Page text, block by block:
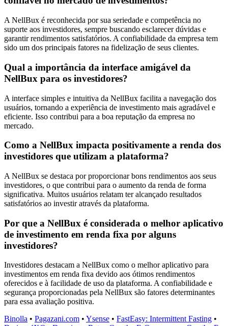
A NellBux é reconhecida por sua seriedade e competência no
suporte aos investidores, sempre buscando esclarecer dúvidas e
garantir rendimentos satisfatórios. A confiabilidade da empresa tem
sido um dos principais fatores na fidelização de seus clientes.
Qual a importância da interface amigável da
NellBux para os investidores?
A interface simples e intuitiva da NellBux facilita a navegação dos
usuários, tornando a experiência de investimento mais agradável e
eficiente. Isso contribui para a boa reputação da empresa no
mercado.
Como a NellBux impacta positivamente a renda dos
investidores que utilizam a plataforma?
A NellBux se destaca por proporcionar bons rendimentos aos seus
investidores, o que contribui para o aumento da renda de forma
significativa. Muitos usuários relatam ter alcançado resultados
satisfatórios ao investir através da plataforma.
Por que a NellBux é considerada o melhor aplicativo
de investimento em renda fixa por alguns
investidores?
Investidores destacam a NellBux como o melhor aplicativo para
investimentos em renda fixa devido aos ótimos rendimentos
oferecidos e à facilidade de uso da plataforma. A confiabilidade e
segurança proporcionadas pela NellBux são fatores determinantes
para essa avaliação positiva.
Binolla • Pagazani.com • Ysense • FastEasy: Intermittent Fasting •